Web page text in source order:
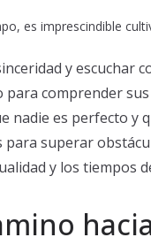
es imprescindible
y escuchar
comprender
nadie es perfecto y
superar
y los tiempos